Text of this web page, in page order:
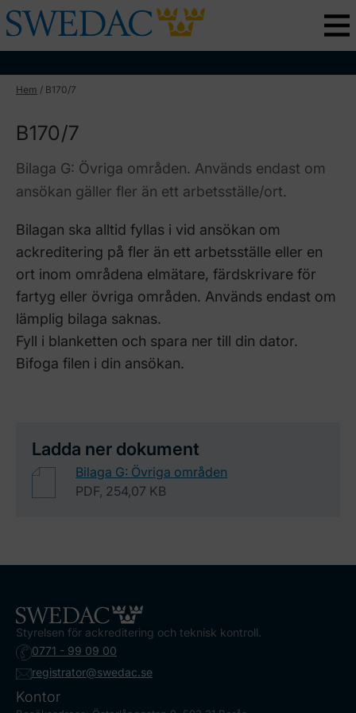
Hem / B170/7
B170/7
Bilaga G: Övriga områden. Används endast om
ansökan gäller fler än ett arbetsställe/ort.
Bilagan ska alltid fyllas i vid ansökan om
ackreditering på fler än ett arbetsställe eller en
ort inom områdena elmätare, färdskrivare för
fartyg eller övriga områden. Används endast om
lämplig bilaga saknas.
Fyll i blanketten och spara ner till din dator.
Bifoga filen i din ansökan.
Ladda ner dokument
Bilaga G: Övriga områden
PDF, 254,07 KB
Styrelsen för ackreditering och teknisk kontroll.
0771 - 99 09 00
registrator@swedac.se
Kontor